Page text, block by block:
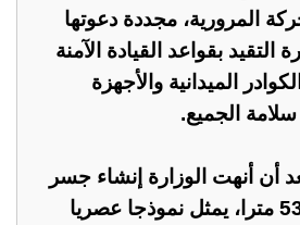
المرورية، مجددة دعوتها
بقواعد القيادة الآمنة
الميدانية والأجهزة
الجميع.
أن أنهت الوزارة إنشاء جسر
مشاة جديد بطول 53 مترا، يمثل نموذجا عصريا